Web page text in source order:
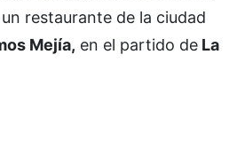
restaurante de la ciudad
Mejía, en el partido de La